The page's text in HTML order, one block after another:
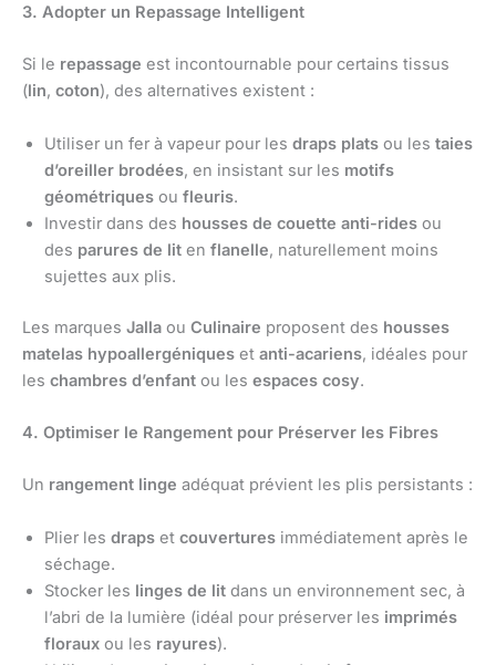
3. Adopter un Repassage Intelligent
Si le repassage est incontournable pour certains tissus
(lin, coton), des alternatives existent :
Utiliser un fer à vapeur pour les draps plats ou les taies
d’oreiller brodées, en insistant sur les motifs
géométriques ou fleuris.
Investir dans des housses de couette anti-rides ou
des parures de lit en flanelle, naturellement moins
sujettes aux plis.
Les marques Jalla ou Culinaire proposent des housses
matelas hypoallergéniques et anti-acariens, idéales pour
les chambres d’enfant ou les espaces cosy.
4. Optimiser le Rangement pour Préserver les Fibres
Un rangement linge adéquat prévient les plis persistants :
Plier les draps et couvertures immédiatement après le
séchage.
Stocker les linges de lit dans un environnement sec, à
l’abri de la lumière (idéal pour préserver les imprimés
floraux ou les rayures).